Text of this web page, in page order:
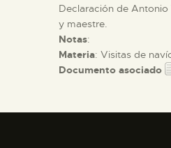
Declaración de
y maestre.
Notas:
Materia: Visitas de
Documento asociado